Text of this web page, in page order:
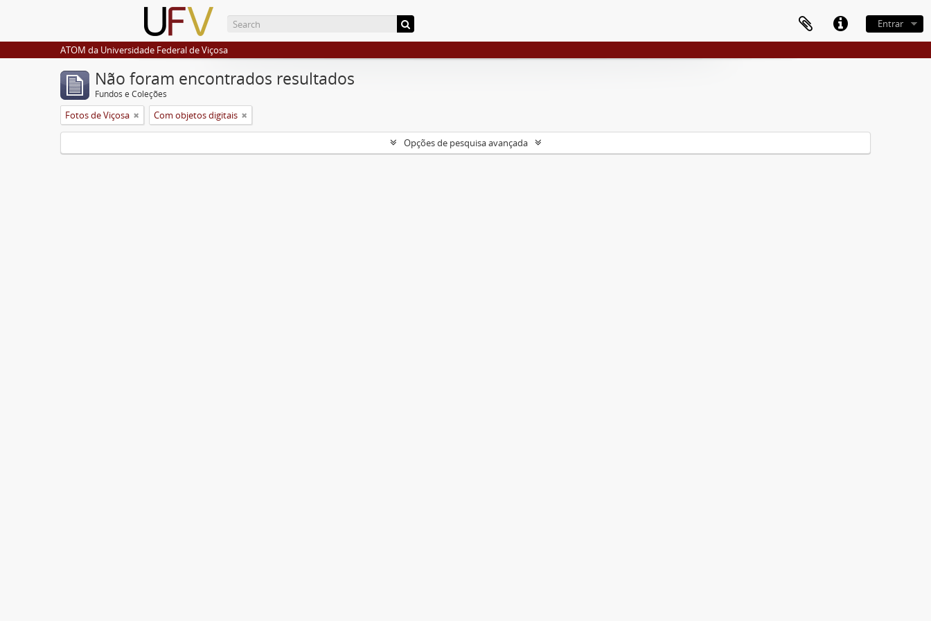
Entrar
ATOM da Universidade Federal de Viçosa
Não foram encontrados resultados
Fundos e Coleções
Fotos de Viçosa Com objetos digitais
Opções de pesquisa avançada